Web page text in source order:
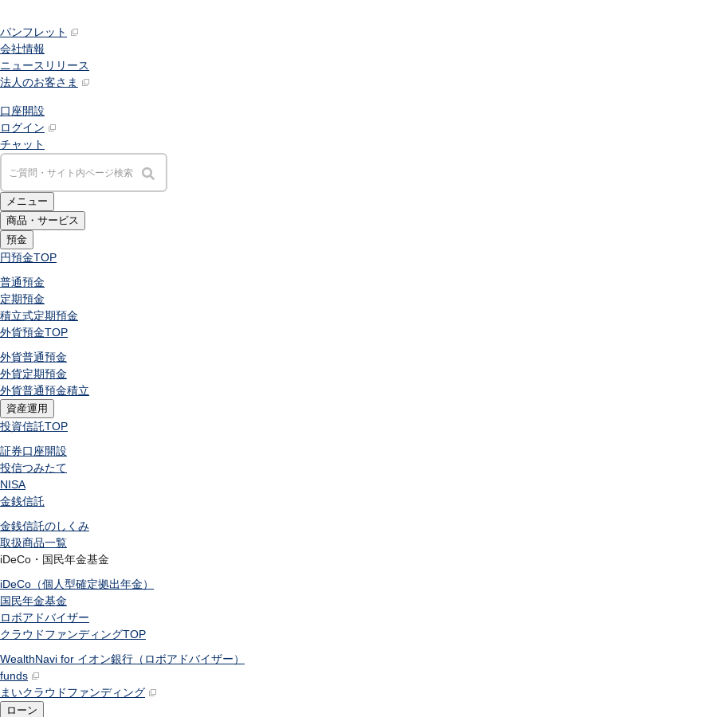
パンフレット
会社情報
ニュースリリース
法人のお客さま
口座開設
ログイン
チャット
メニュー
商品・サービス
預金
円預金TOP
普通預金
定期預金
積立式定期預金
外貨預金TOP
外貨普通預金
外貨定期預金
外貨普通預金積立
資産運用
投資信託TOP
証券口座開設
投信つみたて
NISA
金銭信託
金銭信託のしくみ
取扱商品一覧
iDeCo・国民年金基金
iDeCo（個人型確定拠出年金）
国民年金基金
ロボアドバイザー
クラウドファンディングTOP
WealthNavi for イオン銀行（ロボアドバイザー）
funds
まいクラウドファンディング
ローン